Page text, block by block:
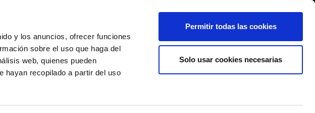
y los anuncios, ofrecer funciones
sobre el uso que haga del
web, quienes pueden
hayan recopilado a partir del uso
Permitir todas las cookies
Solo usar cookies necesarias
Whistleblowing International/Español
VIDEO BLOG CASE HISTORY SERVICIOS